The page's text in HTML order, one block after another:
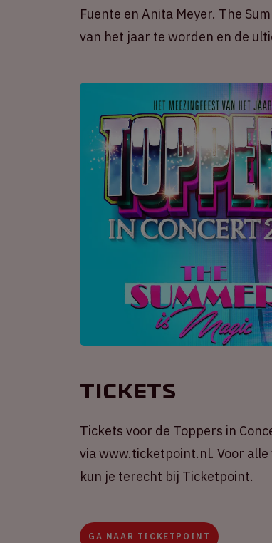
Fuente en Anita Meyer. The
van het jaar te worden en de
Tickets
Tickets voor de Toppers in
via www.ticketpoint.nl. Voor alle
kun je terecht bij Ticketpoint.
GA NAAR TICKETPOINT